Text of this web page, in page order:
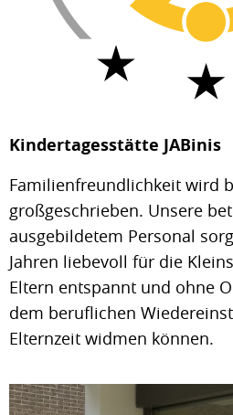
Kindertagesstätte JABinis
Familienfreundlichkeit wird
großgeschrieben. Unsere
ausgebildetem Personal
Jahren liebevoll für die
Eltern entspannt und ohne
dem beruflichen
Elternzeit widmen können.